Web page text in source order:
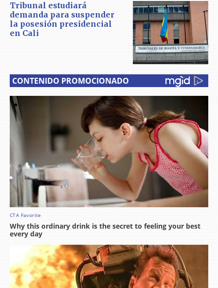
Tribunal estudiará
demanda para suspender
la posesión presidencial
en Cali